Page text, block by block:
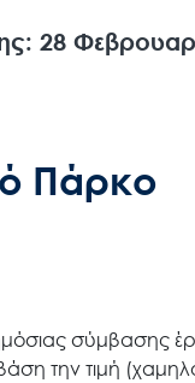
28
Πάρκο
σύμβασης
την τιμή